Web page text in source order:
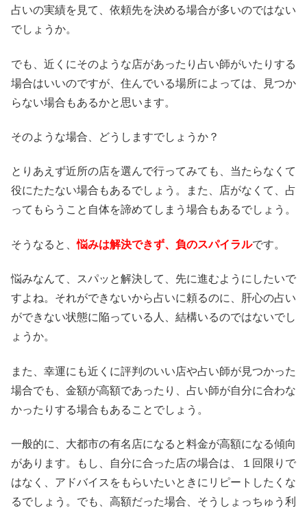
占いの実績を見て、依頼先を決める場合が多いのではない
でしょうか。
でも、近くにそのような店があったり占い師がいたりする
場合はいいのですが、住んでいる場所によっては、見つか
らない場合もあるかと思います。
そのような場合、どうしますでしょうか？
とりあえず近所の店を選んで行ってみても、当たらなくて
役にたたない場合もあるでしょう。また、店がなくて、占
ってもらうこと自体を諦めてしまう場合もあるでしょう。
そうなると、悩みは解決できず、負のスパイラルです。
悩みなんて、スパッと解決して、先に進むようにしたいで
すよね。それができないから占いに頼るのに、肝心の占い
ができない状態に陥っている人、結構いるのではないでし
ょうか。
また、幸運にも近くに評判のいい店や占い師が見つかった
場合でも、金額が高額であったり、占い師が自分に合わな
かったりする場合もあることでしょう。
一般的に、大都市の有名店になると料金が高額になる傾向
があります。もし、自分に合った店の場合は、１回限りで
はなく、アドバイスをもらいたいときにリピートしたくな
るでしょう。でも、高額だった場合、そうしょっちゅう利